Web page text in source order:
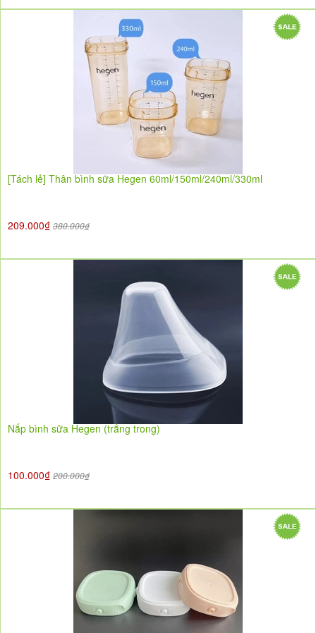
[Tách lẻ] Thân bình sữa Hegen 60ml/150ml/240ml/330ml
209.000₫ 380.000₫
Nắp bình sữa Hegen (trắng trong)
100.000₫ 200.000₫